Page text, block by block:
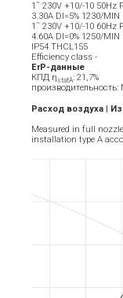
1˜ 230V +10/-10 50Hz
3.30A DI=5% 1230/
1˜ 230V +10/-10 60Hz
4.60A DI=0% 1250/MIN
IP54 THCL155
Efficiency class -
ErP-данные
КПД η statA: 21,7%
производительность:
Расход воздуха |
Measured in full
installation type A